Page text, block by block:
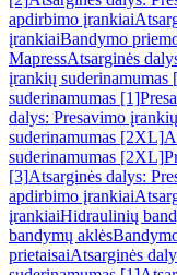
apdirbimo įrankiai
įrankiaiBandymo
MapressAtsarginės
įrankių suderinamumas
suderinamumas [1]
dalys: Presavimo
suderinamumas [2XL]
suderinamumas [2XL]
[3]Atsarginės dalys:
apdirbimo įrankiai
įrankiaiHidraulinių
bandymų aklės
prietaisaiAtsarginės